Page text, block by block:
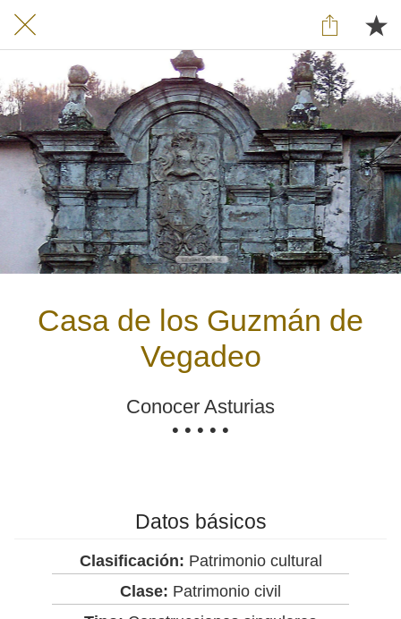
Casa de los Guzmán de
Vegadeo
Conocer Asturias
• • • • •
Datos básicos
Clasificación: Patrimonio cultural
Clase: Patrimonio civil